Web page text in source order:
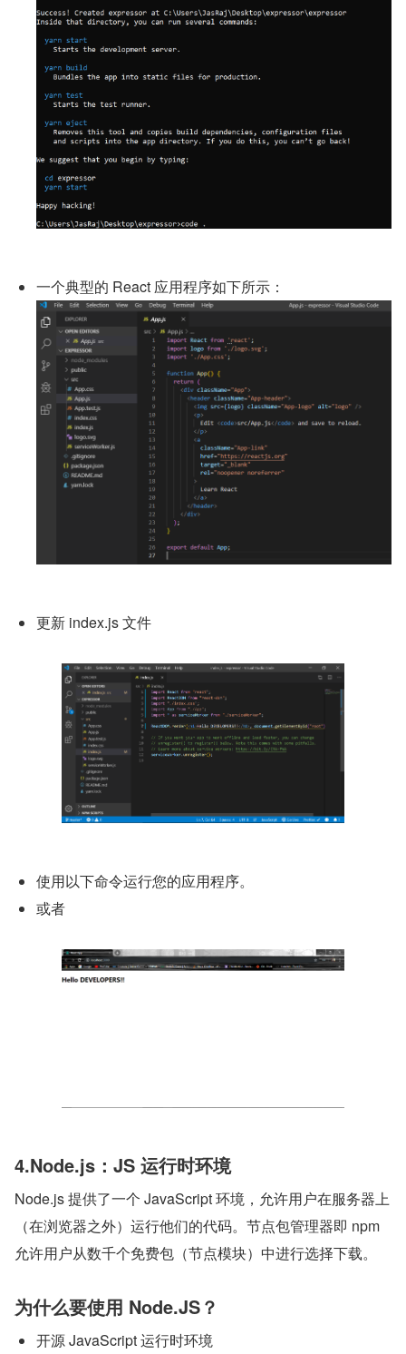
一个典型的 React 应用程序如下所示：
更新 index.js 文件
使用以下命令运行您的应用程序。
或者
4.Node.js：JS 运行时环境
Node.js 提供了一个 JavaScript 环境，允许用户在服务器上
（在浏览器之外）运行他们的代码。节点包管理器即 npm
允许用户从数千个免费包（节点模块）中进行选择下载。
为什么要使用 Node.JS？
开源 JavaScript 运行时环境